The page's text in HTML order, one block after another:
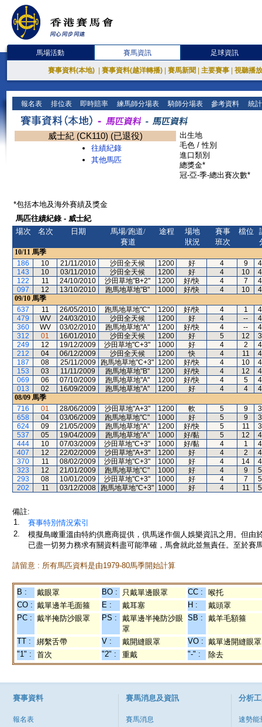
馬場活動 賽馬資訊 足球資訊
賽事資料(本地) 賽事資料(越洋轉播) 賽馬新聞 主要賽事 視聽播
報名表 排位表 即時賠率 練馬師分場表 騎師分場表 參考資料 統
威士紀 (CK110) (已退役)
往績紀錄
其他馬匹
出生地
毛色 / 性別
進口類別
總獎金*
冠-亞-季-總出賽次數*
*包括本地及海外賽績及獎金
馬匹往績紀錄 - 威士紀
場次
名次 日期
馬場/跑道/
賽道
途程
場地
狀況
賽事
班次
檔位
10/11 馬季
186
10 21/11/2010 沙田全天候 1200 好 4 9
143
10 03/11/2010 沙田全天候 1200 好 4 10
122
11 24/10/2010 沙田草地"B+2" 1200 好/快 4 7
097
12 13/10/2010 跑馬地草地"B" 1000 好/快 4 10
09/10 馬季
637
11 26/05/2010 跑馬地草地"C" 1200 好/快 4 1
479
WV 24/03/2010 沙田全天候 1200 好 4 --
360
WV 03/02/2010 跑馬地草地"A" 1200 好/快 4 --
312
01 16/01/2010 沙田全天候 1200 好 5 12
249
12 19/12/2009 沙田草地"C+3" 1000 好 4 2
212
04 06/12/2009 沙田全天候 1200 快 4 11
187
08 25/11/2009 跑馬地草地"C+3" 1200 好/快 4 10
153
03 11/11/2009 跑馬地草地"B" 1200 好/快 4 12
069
06 07/10/2009 跑馬地草地"A" 1200 好/快 4 5
013
02 16/09/2009 跑馬地草地"A" 1200 好 4 4
08/09 馬季
716
01 28/06/2009 沙田草地"A+3" 1200 軟 5 9
658
04 03/06/2009 跑馬地草地"C" 1000 好 5 9
624
09 21/05/2009 跑馬地草地"A" 1200 好/快 5 11
537
05 19/04/2009 跑馬地草地"A" 1000 好/黏 5 12
444
10 07/03/2009 沙田草地"C+3" 1000 好/黏 4 1
407
12 22/02/2009 沙田草地"A+3" 1200 好 4 2
370
11 08/02/2009 沙田草地"C+3" 1000 好 4 14
323
12 21/01/2009 跑馬地草地"C" 1000 好 4 9
293
08 10/01/2009 沙田草地"C+3" 1000 好 4 7
202
11 03/12/2008 跑馬地草地"C+3" 1000 好 4 11
備註:
1.
賽事特別情況索引
2.
模擬鳥瞰重溫由特約供應商提供，供馬迷作個人娛樂資訊之用。但
已盡一切努力務求有關資料盡可能準確，馬會就此並無責任。至於賽
請留意 : 所有馬匹資料是由1979-80馬季開始計算
B : 戴眼罩 BO : 只戴單邊眼罩 CC :
喉托
CO : 戴單邊羊毛面箍 E : 戴耳塞 H :
戴頭罩
PC : 戴半掩防沙眼罩 PS :
戴單邊半掩防沙眼
罩
SB : 戴羊毛額箍
TT : 綁繫舌帶 V : 戴開縫眼罩 VO : 戴單邊開縫眼罩
"1" :
首次 "2" : 重戴 "-" : 除去
賽事資料
報名表
賽馬消息及資訊
賽馬消息
分析
速勢能